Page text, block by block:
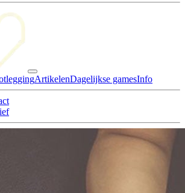
ArtikelenDagelijkse gamesInfo